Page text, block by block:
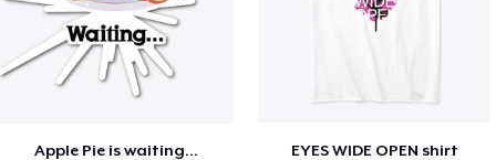
Apple Pie is waiting... EYES WIDE OPEN shirt